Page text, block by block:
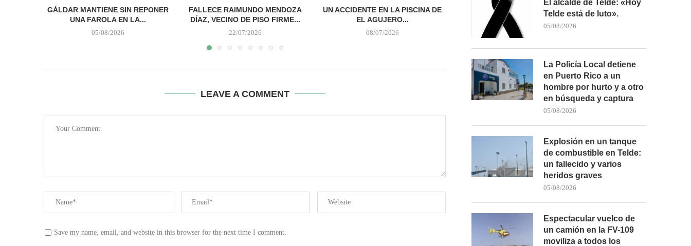
GÁLDAR MANTIENE SIN REPONER
UNA FAROLA EN LA...
05/08/2026
FALLECE RAIMUNDO MENDOZA
DÍAZ, VECINO DE PISO FIRME...
22/07/2026
UN ACCIDENTE EN LA PISCINA DE
EL AGUJERO...
08/07/2026
GÁLDAR CULMINA EL REFUERZO
DEL MURO DE LA...
02/07/2026
VECINOS DE EL
LEAVE A COMMENT
Save my name, email, and website in this browser for the next time I comment.
El alcalde de Telde: «Hoy
Telde está de luto».
05/08/2026
La Policía Local detiene
en Puerto Rico a un
hombre por hurto y a otro
en búsqueda y captura
05/08/2026
Explosión en un tanque
de combustible en Telde:
un fallecido y varios
heridos graves
05/08/2026
Espectacular vuelco de
un camión en la FV-109
moviliza a todos los